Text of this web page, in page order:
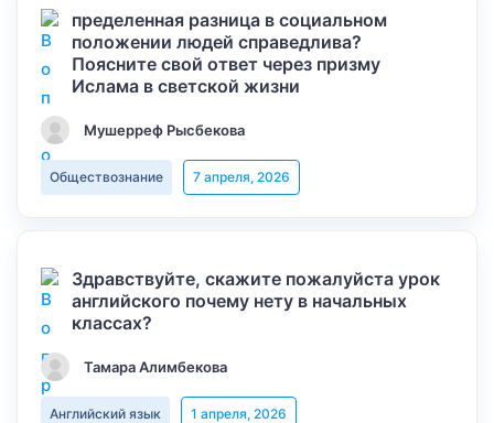
пределенная разница в социальном
положении людей справедлива?
Поясните свой ответ через призму
Ислама в светской жизни
Мушерреф Рысбекова
Обществознание 7 апреля, 2026
Здравствуйте, скажите пожалуйста урок
английского почему нету в начальных
классах?
Тамара Алимбекова
Английский язык 1 апреля, 2026